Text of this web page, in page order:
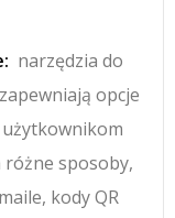
narzędzia do
opcje
różne sposoby,
kody QR